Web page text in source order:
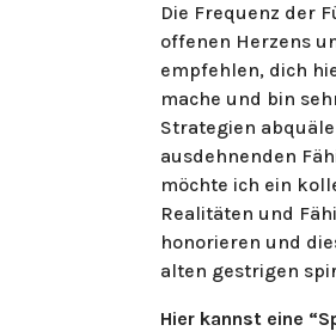
Die Frequenz der
offenen Herzens
empfehlen, dich
mache und bin
Strategien
ausdehnenden
möchte ich ein
Realitäten und
honorieren und
alten gestrigen
Hier kannst eine